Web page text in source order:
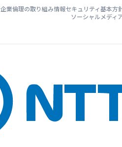
企業倫理の取り組み情報セキュリティ基本方
ソーシャルメディ